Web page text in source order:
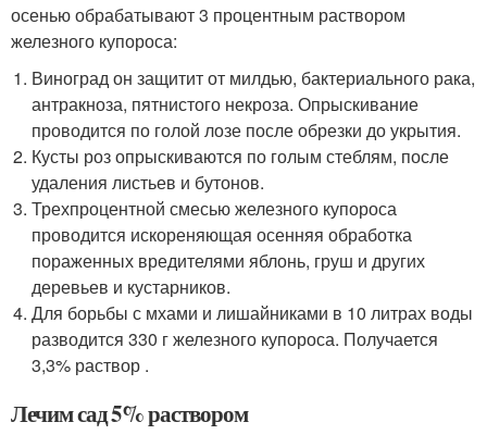
осенью обрабатывают 3 процентным раствором
железного купороса:
Виноград он защитит от милдью, бактериального рака,
антракноза, пятнистого некроза. Опрыскивание
проводится по голой лозе после обрезки до укрытия.
Кусты роз опрыскиваются по голым стеблям, после
удаления листьев и бутонов.
Трехпроцентной смесью железного купороса
проводится искореняющая осенняя обработка
пораженных вредителями яблонь, груш и других
деревьев и кустарников.
Для борьбы с мхами и лишайниками в 10 литрах воды
разводится 330 г железного купороса. Получается
3,3% раствор .
Лечим сад 5% раствором